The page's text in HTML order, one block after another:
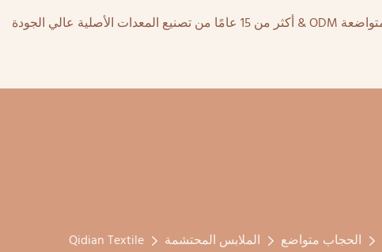
Qidian Textile الملابس المحتشمة الحجاب متواضع